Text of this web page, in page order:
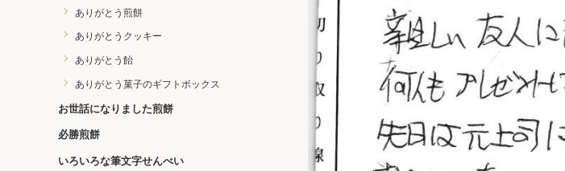
ありがとう煎餅
ありがとうクッキー
ありがとう飴
ありがとう菓子のギフトボックス
お世話になりました煎餅
必勝煎餅
いろいろな筆文字せんべい